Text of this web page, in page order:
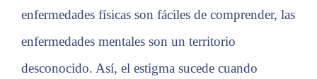
enfermedades físicas son fáciles de comprender, las
enfermedades mentales son un territorio
desconocido. Así, el estigma sucede cuando